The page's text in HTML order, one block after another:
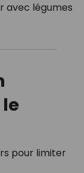
avec légumes
pour limiter